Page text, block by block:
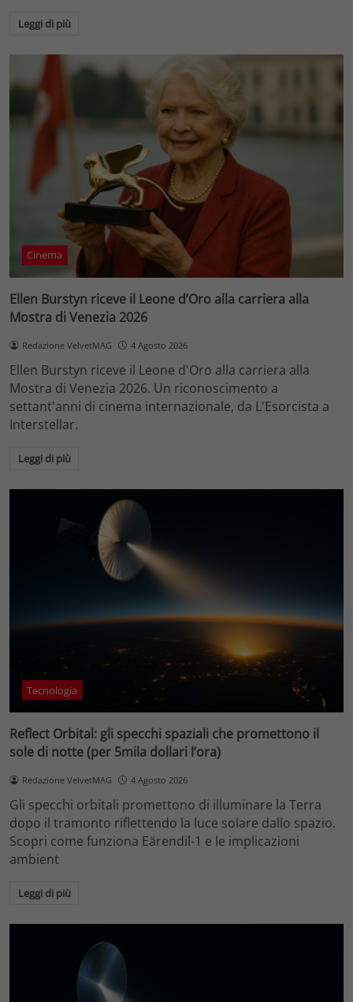
Leggi di più
Cinema
Ellen Burstyn riceve il Leone d’Oro alla carriera alla
Mostra di Venezia 2026
Redazione VelvetMAG 4 Agosto 2026
Ellen Burstyn riceve il Leone d'Oro alla carriera alla
Mostra di Venezia 2026. Un riconoscimento a
settant'anni di cinema internazionale, da L'Esorcista a
Interstellar.
Leggi di più
Tecnologia
Reflect Orbital: gli specchi spaziali che promettono il
sole di notte (per 5mila dollari l’ora)
Redazione VelvetMAG 4 Agosto 2026
Gli specchi orbitali promettono di illuminare la Terra
dopo il tramonto riflettendo la luce solare dallo spazio.
Scopri come funziona Eärendil-1 e le implicazioni
ambient
Leggi di più